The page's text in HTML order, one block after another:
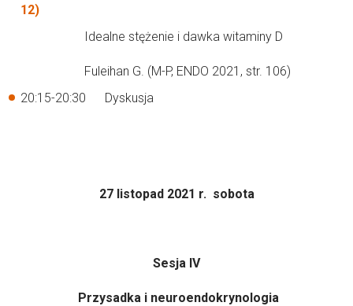
12)
Idealne stężenie i dawka witaminy D
Fuleihan G. (M-P, ENDO 2021, str. 106)
20:15-20:30 Dyskusja
27 listopad 2021 r. sobota
Sesja IV
Przysadka i neuroendokrynologia